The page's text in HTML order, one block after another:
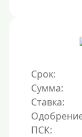
Без
В офисе
В ломбарде
Роботы займов
Онлайн на
Срок:
Сумма:
Ставка: